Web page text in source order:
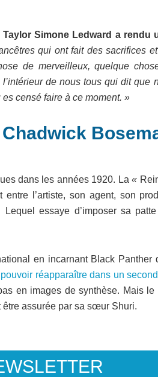
Simone Ledward a rendu
qui ont fait des sacrifices
de merveilleux, quelque
de nous tous qui dit que
censé faire à ce moment. »
dans les années 1920. La«
l’artiste, son agent, son
essaye d’imposer sa
en incarnant Black
réapparaître dans un
en images de synthèse. Mais
assurée par sa sœur Shuri.